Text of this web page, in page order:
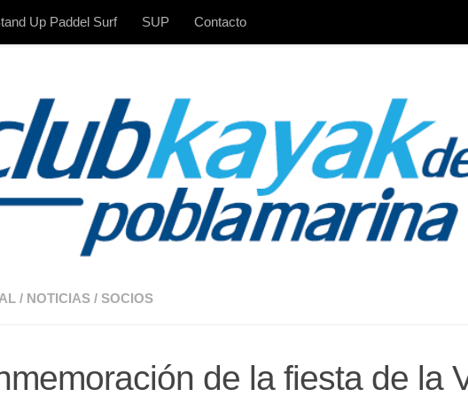
Up Paddel Surf SUP Contacto
/ NOTICIAS / SOCIOS
de la fiesta de la